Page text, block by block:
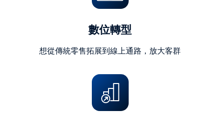
數位轉型
想從傳統零售拓展到線上通路，放大客群